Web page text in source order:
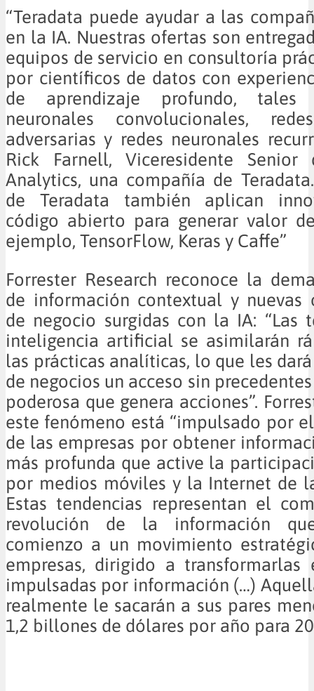
“Teradata puede ayudar a las
en la IA. Nuestras ofertas son
equipos de servicio en consultoría
por científicos de datos con
de aprendizaje profundo, tales
neuronales convolucionales,
adversarias y redes neuronales
Rick Farnell, Viceresidente
Analytics, una compañía de
de Teradata también aplican
código abierto para generar valor
ejemplo, TensorFlow, Keras y Caffe”
Forrester Research reconoce la
de información contextual y nuevas
de negocio surgidas con la IA: “Las
inteligencia artificial se asimilarán
las prácticas analíticas, lo que les
de negocios un acceso sin
poderosa que genera acciones”.
este fenómeno está “impulsado por
de las empresas por obtener
más profunda que active la
por medios móviles y la Internet de
Estas tendencias representan el
revolución de la información
comienzo a un movimiento
empresas, dirigido a transformarlas
impulsadas por información (…)
realmente le sacarán a sus pares
1,2 billones de dólares por año para